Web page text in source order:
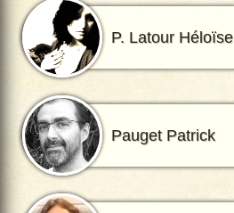
P. Latour Héloïse
Pauget Patrick